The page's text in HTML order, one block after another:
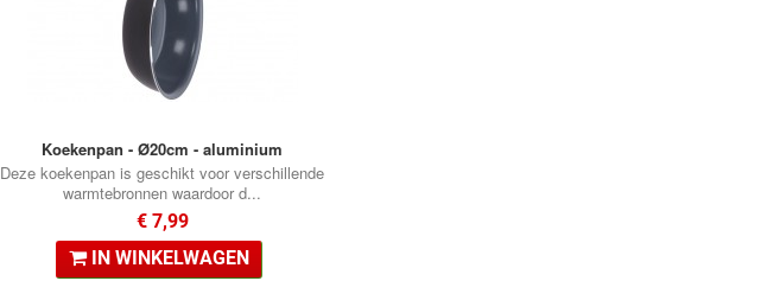
Koekenpan - Ø20cm - aluminium
Deze koekenpan is geschikt voor verschillende
warmtebronnen waardoor d...
€ 7,99
IN WINKELWAGEN